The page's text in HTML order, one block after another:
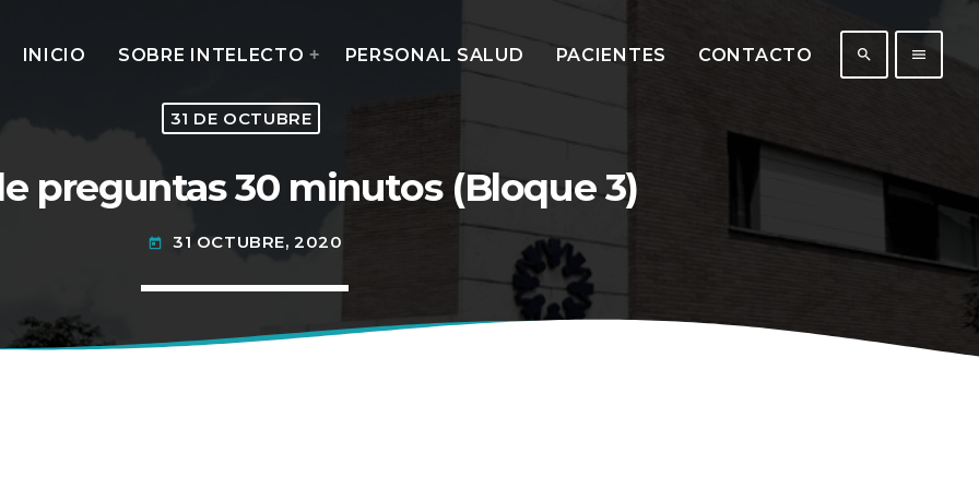
INICIO SOBRE INTELECTO PERSONAL SALUD PACIENTES CONTACTO search menu
MOST UPVOTED
31 DE OCTUBRE
preguntas 30 minutos (Bloque 3)
today 31 OCTUBRE, 2020